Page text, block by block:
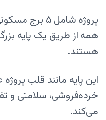
همه از طریق یک پایه
هستند.
این پایه مانند قلب
خرده‌فروشی، سلامتی و
می‌کند.